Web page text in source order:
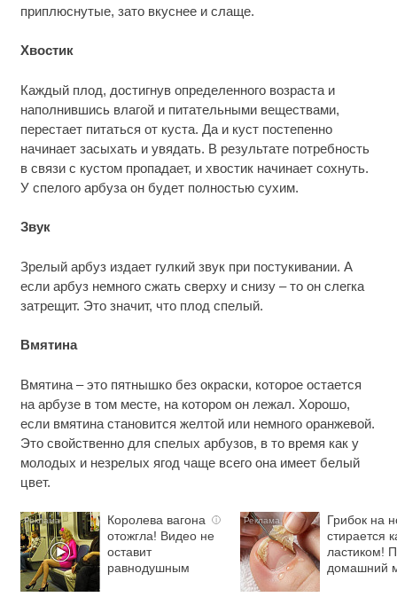
приплюснутые, зато вкуснее и слаще.
Хвостик
Каждый плод, достигнув определенного возраста и
наполнившись влагой и питательными веществами,
перестает питаться от куста. Да и куст постепенно
начинает засыхать и увядать. В результате потребность
в связи с кустом пропадает, и хвостик начинает сохнуть.
У спелого арбуза он будет полностью сухим.
Звук
Зрелый арбуз издает гулкий звук при постукивании. А
если арбуз немного сжать сверху и снизу – то он слегка
затрещит. Это значит, что плод спелый.
Вмятина
Вмятина – это пятнышко без окраски, которое остается
на арбузе в том месте, на котором он лежал. Хорошо,
если вмятина становится желтой или немного оранжевой.
Это свойственно для спелых арбузов, в то время как у
молодых и незрелых ягод чаще всего она имеет белый
цвет.
i
Королева вагона
отожгла! Видео не
оставит
равнодушным
Грибок на
стирается
ластиком!
домашний